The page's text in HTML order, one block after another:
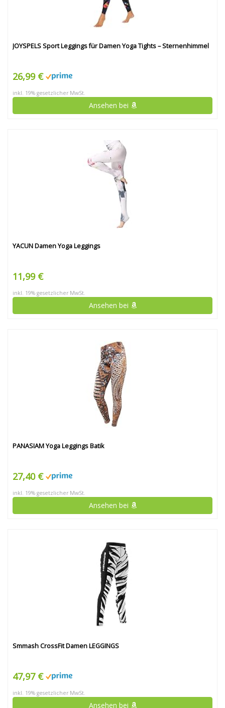
JOYSPELS Sport Leggings für Damen Yoga Tights – Sternenhimmel
26,99 €
inkl. 19% gesetzlicher MwSt.
Ansehen bei
YACUN Damen Yoga Leggings
11,99 €
inkl. 19% gesetzlicher MwSt.
Ansehen bei
PANASIAM Yoga Leggings Batik
27,40 €
inkl. 19% gesetzlicher MwSt.
Ansehen bei
Smmash CrossFit Damen LEGGINGS
47,97 €
inkl. 19% gesetzlicher MwSt.
Ansehen bei